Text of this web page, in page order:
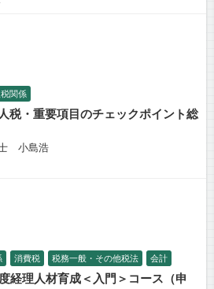
関係
税・重要項目のチェックポイント総
小島浩
消費税 税務一般・その他税法 会計
経理人材育成＜入門＞コース（申